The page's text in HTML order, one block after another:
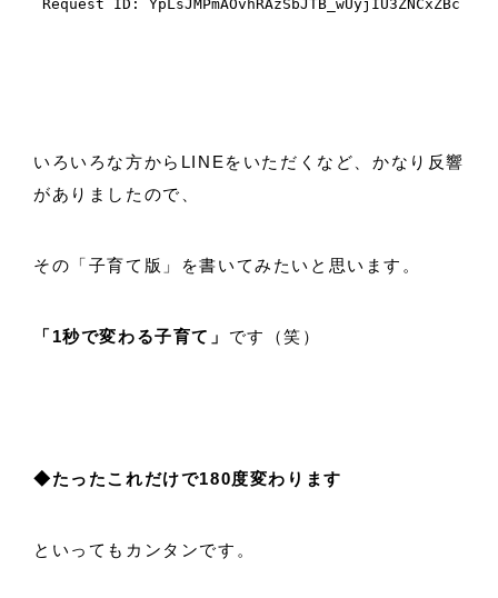
いろいろな方からLINEをいただくなど、かなり反響
がありましたので、
その「子育て版」を書いてみたいと思います。
「1秒で変わる子育て」 です（笑）
◆たったこれだけで180度変わります
といってもカンタンです。